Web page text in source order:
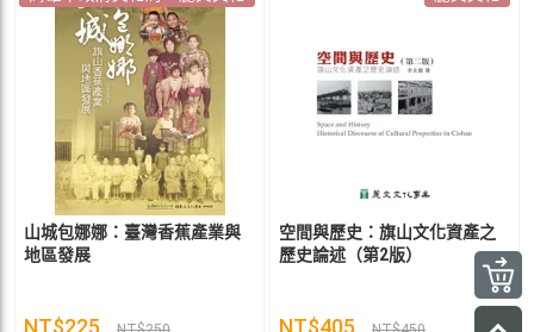
山城包娜娜：臺灣香蕉產業與
地區發展
NT$225
空間與歷史：旗山文化資產之
歷史論述（第2版）
NT$405